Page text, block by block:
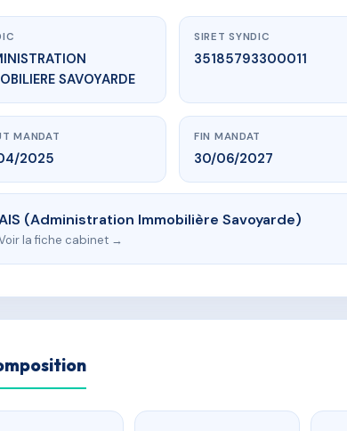
SAVOYARDE
SIRET SYNDIC
35185793300011
MANDAT
2025
FIN MANDAT
30/06/2027
(Administration Immobilière Savoyarde)
la fiche cabinet →